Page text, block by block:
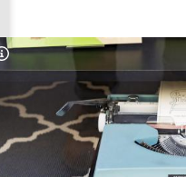
Untermenü
Untermenü
Copyright-Hinweis öffnen/